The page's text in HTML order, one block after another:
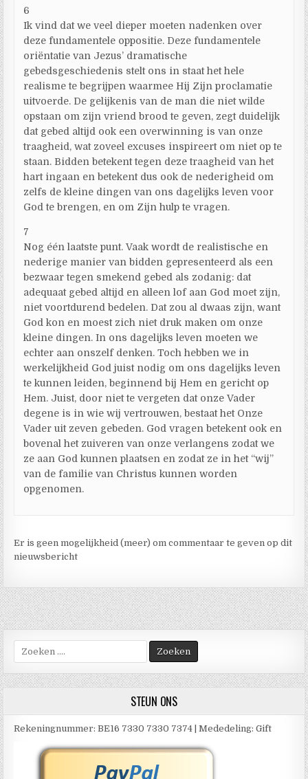
6
Ik vind dat we veel dieper moeten nadenken over
deze fundamentele oppositie. Deze fundamentele
oriëntatie van Jezus’ dramatische
gebedsgeschiedenis stelt ons in staat het hele
realisme te begrijpen waarmee Hij Zijn proclamatie
uitvoerde. De gelijkenis van de man die niet wilde
opstaan om zijn vriend brood te geven, zegt duidelijk
dat gebed altijd ook een overwinning is van onze
traagheid, wat zoveel excuses inspireert om niet op te
staan. Bidden betekent tegen deze traagheid van het
hart ingaan en betekent dus ook de nederigheid om
zelfs de kleine dingen van ons dagelijks leven voor
God te brengen, en om Zijn hulp te vragen.
7
Nog één laatste punt. Vaak wordt de realistische en
nederige manier van bidden gepresenteerd als een
bezwaar tegen smekend gebed als zodanig: dat
adequaat gebed altijd en alleen lof aan God moet zijn,
niet voortdurend bedelen. Dat zou al dwaas zijn, want
God kon en moest zich niet druk maken om onze
kleine dingen. In ons dagelijks leven moeten we
echter aan onszelf denken. Toch hebben we in
werkelijkheid God juist nodig om ons dagelijks leven
te kunnen leiden, beginnend bij Hem en gericht op
Hem. Juist, door niet te vergeten dat onze Vader
degene is in wie wij vertrouwen, bestaat het Onze
Vader uit zeven gebeden. God vragen betekent ook en
bovenal het zuiveren van onze verlangens zodat we
ze aan God kunnen plaatsen en zodat ze in het “wij”
van de familie van Christus kunnen worden
opgenomen.
Er is geen mogelijkheid (meer) om commentaar te geven op dit
nieuwsbericht
naar:
STEUN ONS
Rekeningnummer: BE16 7330 7330 7374 | Mededeling: Gift